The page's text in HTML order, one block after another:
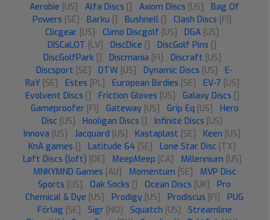
Aerobie [US] Alfa Discs [] Axiom Discs [US]
Bag Of
Powers [SE] Barku [] Bushnell [] Clash Discs [FI]
Clicgear [US] Climo Discgolf [US] DGA [US]
DISCaLOT [LV] DiscDice [] DiscGolf Pins []
DiscGolfPark [] Discmania [FI] Discraft [US]
Discsport [SE] DTW [US] Dynamic Discs [US]
E-
RaY [SE] Estes [PL] European Birdies [SE] EV-7 [US]
Evolvent Discs [] Friction Gloves [US] Galaxy Discs []
Gameproofer [FI] Gateway [US] Grip Eq [US]
Hero
Disc [US] Hooligan Discs [] Infinite Discs [US]
Innova [US] Jacquard [US] Kastaplast [SE] Keen [US]
KnA games [] Latitude 64 [SE] Lone Star Disc [TX]
Løft Discs (loft) [DE] MeepMeep [CA] Millennium [US]
MNKYMND Games [AU] Momentum [SE]
MVP Disc
Sports [US] Oak Socks [] Ocean Discs [UK]
Pro
Chemical & Dye [US] Prodigy [US] Prodiscus [FI]
PUG
Förlag [SE] Sigr [NO] Squatch [US]
Streamline